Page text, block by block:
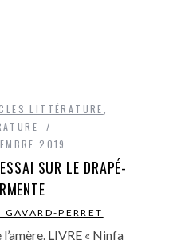
LITTÉRATURE,
2019
SUR LE DRAPÉ-
PERRET
LIVRE « Ninfa